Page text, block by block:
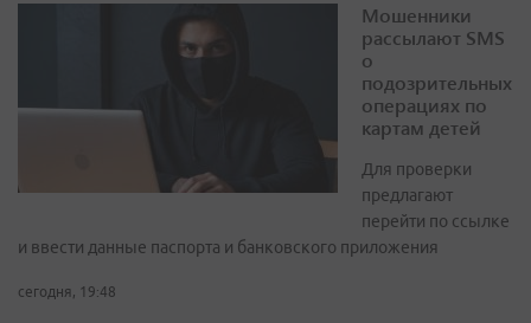
Мошенники
рассылают SMS
о
подозрительных
операциях по
картам детей
Для проверки
предлагают
перейти по ссылке
и ввести данные паспорта и банковского приложения
сегодня, 19:48